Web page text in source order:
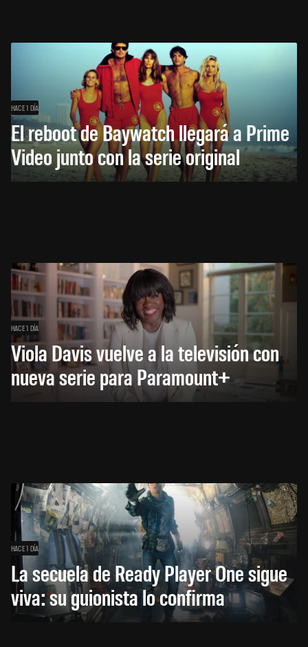
HACE 1 DÍA
El reboot de Baywatch llegará a Prime
Video junto con la serie original
HACE 1 DÍA
Viola Davis vuelve a la televisión con
nueva serie para Paramount+
HACE 1 DÍA
La secuela de Ready Player One sigue
viva: su guionista lo confirma